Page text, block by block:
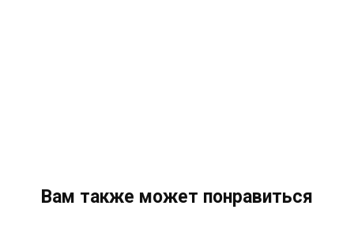
Вам также может понравиться